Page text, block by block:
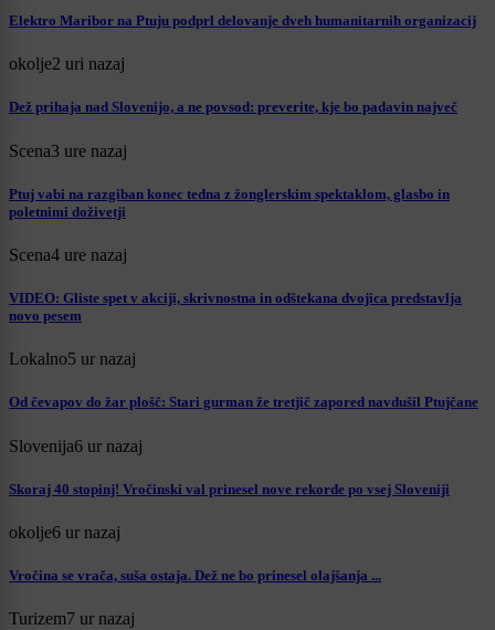
Elektro Maribor na Ptuju podprl delovanje dveh humanitarnih organizacij
okolje2 uri nazaj
Dež prihaja nad Slovenijo, a ne povsod: preverite, kje bo padavin največ
Scena3 ure nazaj
Ptuj vabi na razgiban konec tedna z žonglerskim spektaklom, glasbo in
poletnimi doživetji
Scena4 ure nazaj
VIDEO: Gliste spet v akciji, skrivnostna in odštekana dvojica predstavlja
novo pesem
Lokalno5 ur nazaj
Od čevapov do žar plošč: Stari gurman že tretjič zapored navdušil Ptujčane
Slovenija6 ur nazaj
Skoraj 40 stopinj! Vročinski val prinesel nove rekorde po vsej Sloveniji
okolje6 ur nazaj
Vročina se vrača, suša ostaja. Dež ne bo prinesel olajšanja ...
Turizem7 ur nazaj